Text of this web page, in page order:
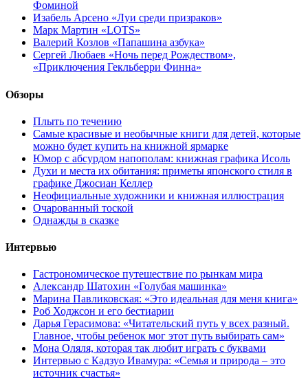
Фоминой
Изабель Арсено «Луи среди призраков»
Марк Мартин «LOTS»
Валерий Козлов «Папашина азбука»
Сергей Любаев «Ночь перед Рождеством»,
«Приключения Гекльберри Финна»
Обзоры
Плыть по течению
Самые красивые и необычные книги для детей, которые
можно будет купить на книжной ярмарке
Юмор с абсурдом напополам: книжная графика Исоль
Духи и места их обитания: приметы японского стиля в
графике Джосиан Келлер
Неофициальные художники и книжная иллюстрация
Очарованный тоской
Однажды в сказке
Интервью
Гастрономическое путешествие по рынкам мира
Александр Шатохин «Голубая машинка»
Марина Павликовская: «Это идеальная для меня книга»
Роб Ходжсон и его бестиарии
Дарья Герасимова: «Читательский путь у всех разный.
Главное, чтобы ребенок мог этот путь выбирать сам»
Мона Оляля, которая так любит играть с буквами
Интервью с Кадзуо Ивамура: «Семья и природа – это
источник счастья»